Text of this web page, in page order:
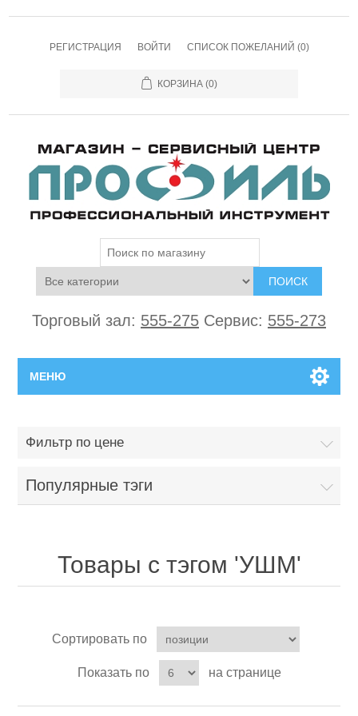
РЕГИСТРАЦИЯ ВОЙТИ СПИСОК ПОЖЕЛАНИЙ (0)
КОРЗИНА (0)
ПОИСК
Торговый зал: 555-275 Сервис: 555-273
МЕНЮ
Каталог
Поиск
Ремонт инструмента марки Makita
Производители
Фильтр по цене
Популярные тэги
Товары с тэгом 'УШМ'
Сортировать по
Показать по на странице